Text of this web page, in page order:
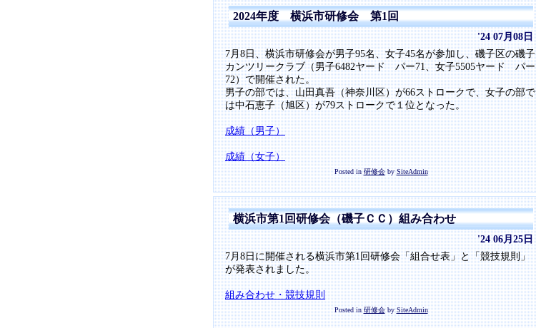
2024年度 横浜市研修会 第1回
'24 07月08日
7月8日、横浜市研修会が男子95名、女子45名が参加し、磯子区の磯子
カンツリークラブ（男子6482ヤード パー71、女子5505ヤード パー
72）で開催された。
男子の部では、山田真吾（神奈川区）が66ストロークで、女子の部で
は中石恵子（旭区）が79ストロークで１位となった。
成績（男子）
成績（女子）
Posted in研修会bySiteAdmin
横浜市第1回研修会（磯子ＣＣ）組み合わせ
'24 06月25日
7月8日に開催される横浜市第1回研修会「組合せ表」と「競技規則」
が発表されました。
組み合わせ・競技規則
Posted in研修会bySiteAdmin